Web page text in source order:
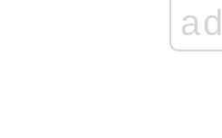
ad